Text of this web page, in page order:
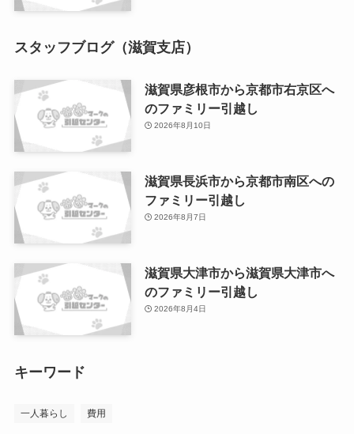
スタッフブログ（滋賀支店）
滋賀県彦根市から京都市右京区へ
のファミリー引越し
2026年8月10日
滋賀県長浜市から京都市南区への
ファミリー引越し
2026年8月7日
滋賀県大津市から滋賀県大津市へ
のファミリー引越し
2026年8月4日
キーワード
一人暮らし 費用